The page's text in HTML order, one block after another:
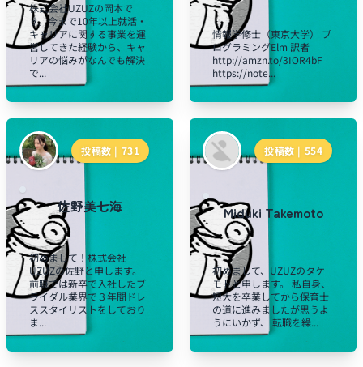
株式会社UZUZの岡本で
す。今まで10年以上就活・
キャリアに関する事業を運
営してきた経験から、キャ
リアの悩みがなんでも解決
で...
情報学修士（東京大学） プ
ログラミングElm 訳者
http://amzn.to/3IOR4bF
https://note...
投稿数 | 731
佐野美七海
初めまして！株式会社
UZUZの佐野と申します。
前職では新卒で入社したブ
ライダル業界で３年間ドレ
ススタイリストをしており
ま...
投稿数 | 554
Miduki Takemoto
初めまして、UZUZのタケ
モトと申します。 私自身、
短大を卒業してから保育士
の道に進みましたが思うよ
うにいかず、 転職を繰...